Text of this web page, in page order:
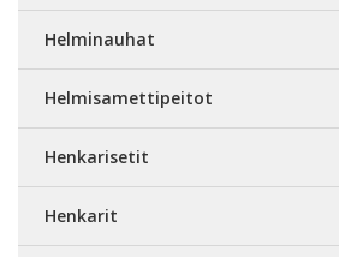
Helminauhat
Helmisamettipeitot
Henkarisetit
Henkarit